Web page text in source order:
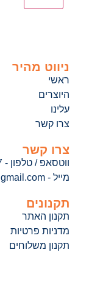
ניווט מהיר
ראשי
היוצרים
עלינו
צרו קשר
צרו קשר
ווטסאפ / טלפון - 052-8974857
מייל - hubility.team@gmail.com
תקנונים
תקנון האתר
מדניות פרטיות
תקנון משלוחים